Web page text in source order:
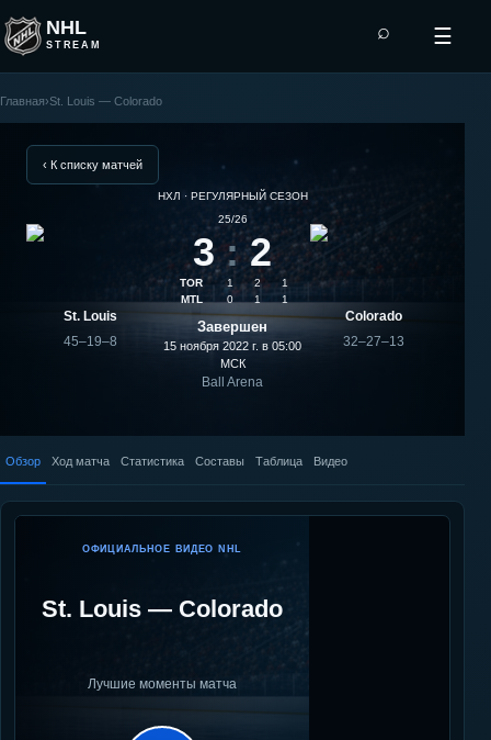
NHL
STREAM
⌕ ☰
Colorado
результат
матча
Главная›St. Louis — Colorado
‹ К списку матчей
St. Louis
45–19–8
НХЛ · РЕГУЛЯРНЫЙ СЕЗОН
25/26
3 : 2
TOR 1 2
1
MTL
0 1 1
Завершен
15 ноября 2022 г. в 05:00
МСК
Ball Arena
Colorado
32–27–13
Обзор Ход матча Статистика Составы Таблица Видео
ОФИЦИАЛЬНОЕ ВИДЕО NHL
St. Louis — Colorado
Лучшие моменты матча